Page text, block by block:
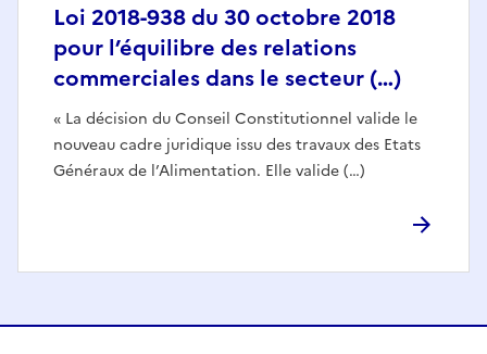
Loi 2018-938 du 30 octobre 2018
pour l’équilibre des relations
commerciales dans le secteur (…)
« La décision du Conseil Constitutionnel valide le
nouveau cadre juridique issu des travaux des Etats
Généraux de l’Alimentation. Elle valide (…)